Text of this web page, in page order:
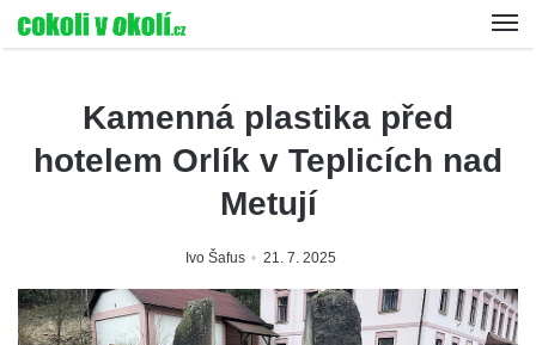
Kamenná plastika před
hotelem Orlík v Teplicích nad
Metují
Ivo Šafus 21. 7. 2025